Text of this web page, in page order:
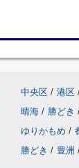
中央区 / 港区
晴海 / 勝どき
ゆりかもめ /
勝どき / 豊洲